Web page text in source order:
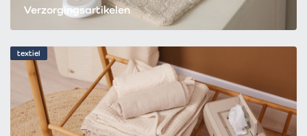
Verzorgingsartikelen
textiel